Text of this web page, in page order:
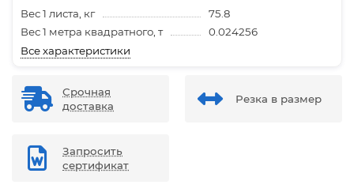
Вес 1 листа, кг
75.8
Вес 1 метра квадратного, т
0.024256
Все характеристики
Срочная
доставка
Резка в размер
Запросить
сертификат